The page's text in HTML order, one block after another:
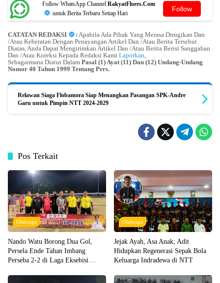
Follow WhatsApp Channel RakyatFlores.Com
untuk Berita Terbaru Setiap Hari
Follow
CATATAN REDAKSI : Apabila Ada Pihak Yang Merasa Dirugikan Dan
/Atau Keberatan Dengan Penayangan Artikel Dan /Atau Berita Tersebut
Diatas, Anda Dapat Mengirimkan Artikel Dan /Atau Berita Berisi Sanggahan
Dan /Atau Koreksi Kepada Redaksi Kami Laporkan,
Sebagaimana Diatur Dalam Pasal (1) Ayat (11) Dan (12) Undang-Undang
Nomor 40 Tahun 1999 Tentang Pers.
Relawan Siaga Flobamora Siap Menangkan Pasangan SPK-Andre
Garu untuk Pimpin NTT 2024-2029
Pos Terkait
Olahraga
Nando Watu Borong Dua Gol,
Persela Ende Tahan Imbang
Perseba 2-2 di Laga Eksebisi
Olahraga
Jejak Ayah, Asa Anak; Adit
Hidupkan Regenerasi Sepak Bola
Keluarga Indradewa di NTT